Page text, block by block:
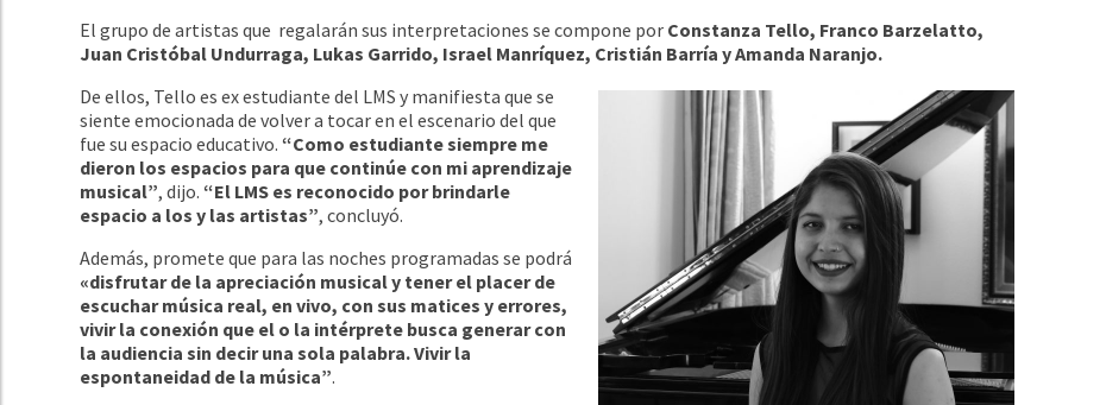
El grupo de artistas que regalarán sus interpretaciones se compone por Constanza Tello, Franco Barzelatto,
Juan Cristóbal Undurraga, Lukas Garrido, Israel Manríquez, Cristián Barría y Amanda Naranjo.
De ellos, Tello es ex estudiante del LMS y manifiesta que se
siente emocionada de volver a tocar en el escenario del que
fue su espacio educativo. “Como estudiante siempre me
dieron los espacios para que continúe con mi aprendizaje
musical”, dijo. “El LMS es reconocido por brindarle
espacio a los y las artistas”, concluyó.
Además, promete que para las noches programadas se podrá
«disfrutar de la apreciación musical y tener el placer de
escuchar música real, en vivo, con sus matices y errores,
vivir la conexión que el o la intérprete busca generar con
la audiencia sin decir una sola palabra. Vivir la
espontaneidad de la música”.